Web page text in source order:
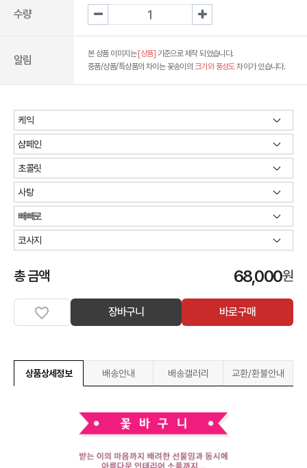
수량
알림 본 상품 이미지는 [상품] 기준으로 제작 되었습니다.
중품/상품/특상품의 차이는 꽃송이의 크기와 풍성도차이가 있습니다.
총 금액 68,000원
장바구니 바로구매
상품상세정보 배송안내 배송갤러리 교환/환불안내